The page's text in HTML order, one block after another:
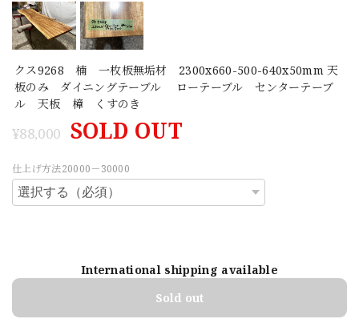
クス9268 楠 一枚板無垢材 2300x660-500-640x50mm 天
板のみ ダイニングテーブル ローテーブル センターテーブ
ル 天板 樟 くすのき
¥88,000 SOLD OUT
仕上げ方法20000－30000
International shipping available
Sold out